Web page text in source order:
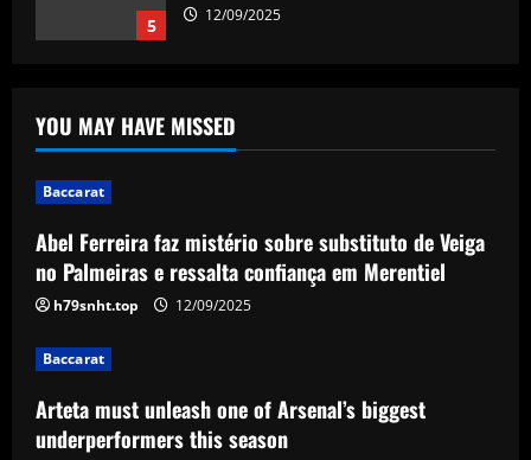
5 12/09/2025
substituto de Veiga no Palmeiras e
ressalta confiança em Merentiel
Baccarat
Arteta must unleash one of Arsenal’s
biggest underperformers this season
From crowdfunding to kidnapping! Why
Real Betis are so desperate to hold
YOU MAY HAVE MISSED
Baccarat
Abel Ferreira faz mistério sobre substituto de Veiga
no Palmeiras e ressalta confiança em Merentiel
h79snht.top 12/09/2025
Baccarat
Arteta must unleash one of Arsenal’s biggest
underperformers this season